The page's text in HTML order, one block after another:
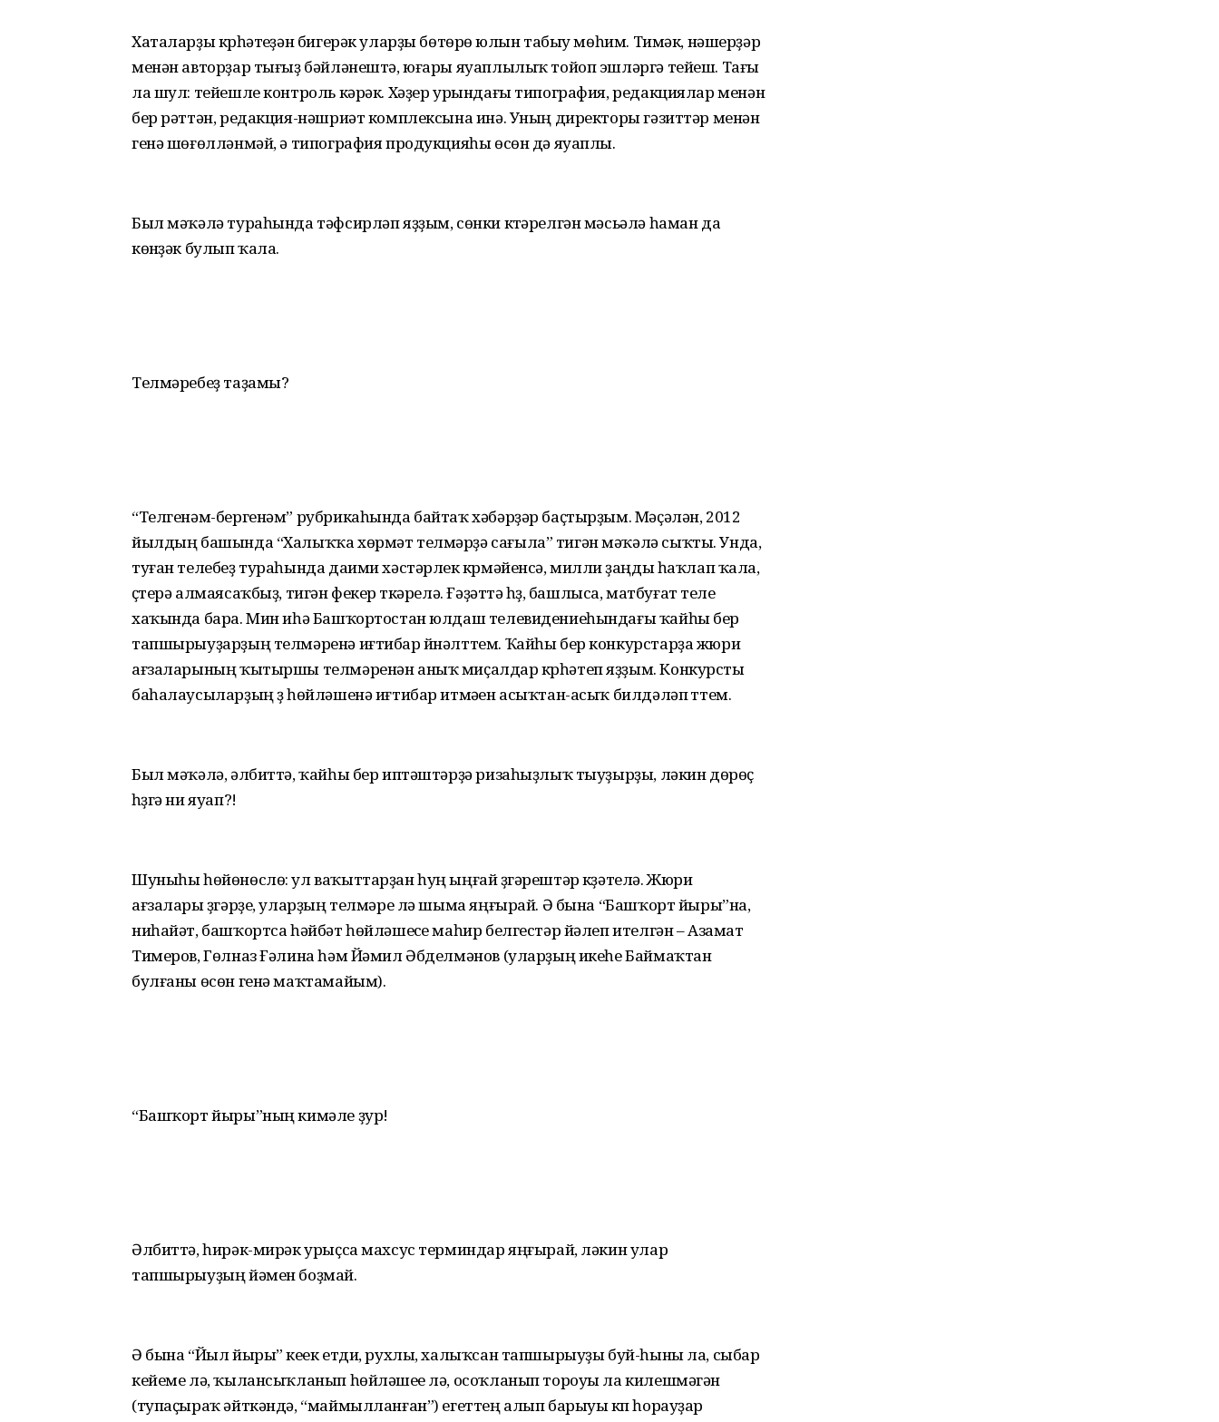
Хаталарҙы күрһәтеүҙән бигерәк уларҙы бөтөрөү юлын табыу мөһим. Тимәк, нәшер­ҙәр
менән авторҙар тығыҙ бәйләнештә, юғары яуаплылыҡ тойоп эшләргә тейеш. Тағы
ла шул: тейешле контроль кәрәк. Хәҙер урындағы типография, редакциялар менән
бер рәттән, редакция-нәшриәт комп­лексына инә. Уның директоры гәзиттәр менән
генә шөғөлләнмәй, ә типография продукцияһы өсөн дә яуаплы.
Был мәҡәлә тураһында тәфсирләп яҙҙым, сөнки күтәрелгән мәсьәлә һаман да
көнүҙәк булып ҡала.
Телмәребеҙ таҙамы?
“Телгенәм-бергенәм” рубрикаһында байтаҡ хәбәрҙәр баҫтырҙым. Мәҫәлән, 2012
йылдың башында “Халыҡҡа хөрмәт телмәрҙә сағыла” тигән мәҡәлә сыҡты. Унда,
туған телебеҙ тураһында даими хәс­тәрлек күрмәйенсә, милли үҙаңды һаҡлап ҡала,
үҫтерә алмаясаҡбыҙ, тигән фекер үткәрелә. Ғәҙәттә һүҙ, башлыса, матбуғат теле
хаҡында бара. Мин иһә Башҡортостан юлдаш телевидениеһындағы ҡайһы бер
тапшырыуҙарҙың телмәренә иғтибар йүнәлттем. Ҡайһы бер конкурстарҙа жюри
ағзаларының ҡытыршы телмәренән аныҡ миҫалдар күрһәтеп яҙҙым. Конкурсты
баһалаусыларҙың үҙ һөйләшенә иғтибар итмәүен асыҡтан-асыҡ билдәләп үттем.
Был мәҡәлә, әлбиттә, ҡайһы бер иптәштәрҙә ризаһыҙлыҡ тыуҙырҙы, ләкин дөрөҫ
һүҙгә ни яуап?!
Шуныһы һөйөнөслө: ул ваҡыттарҙан һуң ыңғай үҙгәрештәр күҙәтелә. Жюри
ағзалары үҙгәрҙе, уларҙың телмәре лә шыма яңғырай. Ә бына “Башҡорт йыры”на,
ниһайәт, башҡортса һәйбәт һөйләшеүсе маһир белгестәр йәлеп ителгән – Азамат
Тимеров, Гөлназ Ғәлина һәм Йәмил Әбделмәнов (уларҙың икеһе Баймаҡтан
булғаны өсөн генә маҡтамайым).
“Башҡорт йыры”ның кимәле ҙур!
Әлбиттә, һирәк-мирәк урыҫса махсус терминдар яңғырай, ләкин улар
тапшырыуҙың йәмен боҙмай.
Ә бына “Йыл йыры” кеүек етди, рухлы, халыҡсан тапшырыуҙы буй-һыны ла, сыбар
кейеме лә, ҡылансыҡланып һөйләшеүе лә, осоҡланып тороуы ла килешмәгән
(тупаҫыраҡ әйткәндә, “маймылланған”) егеттең алып барыуы күп һорауҙар